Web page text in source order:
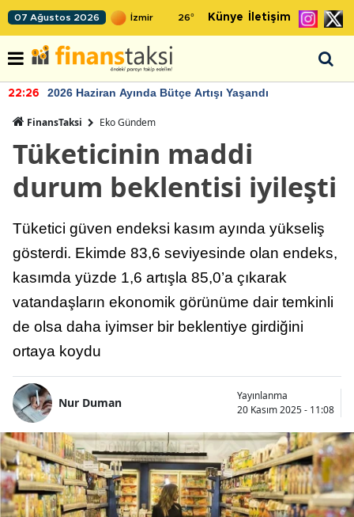
07 Ağustos 2026 26° Künye İletişim
22:26 2026 Haziran Ayında Bütçe Artışı Yaşandı
FinansTaksi Eko Gündem
Tüketicinin maddi
durum beklentisi iyileşti
Tüketici güven endeksi kasım ayında yükseliş
gösterdi. Ekimde 83,6 seviyesinde olan endeks,
kasımda yüzde 1,6 artışla 85,0’a çıkarak
vatandaşların ekonomik görünüme dair temkinli
de olsa daha iyimser bir beklentiye girdiğini
ortaya koydu
Nur Duman
Yayınlanma
20 Kasım 2025 - 11:08